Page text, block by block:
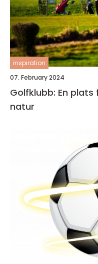
inspiration
07. February 2024
Golfklubb: En
natur